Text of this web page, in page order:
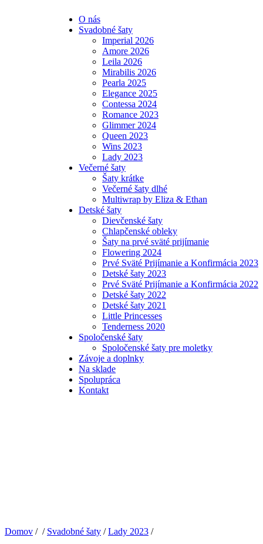
O nás
Svadobné šaty
Imperial 2026
Amore 2026
Leila 2026
Mirabilis 2026
Pearla 2025
Elegance 2025
Contessa 2024
Romance 2023
Glimmer 2024
Queen 2023
Wins 2023
Lady 2023
Večerné šaty
Šaty krátke
Večerné šaty dlhé
Multiwrap by Eliza & Ethan
Detské šaty
Dievčenské šaty
Chlapčenské obleky
Šaty na prvé sväté prijímanie
Flowering 2024
Prvé Sväté Prijímanie a Konfirmácia 2023
Detské šaty 2023
Prvé Sväté Prijímanie a Konfirmácia 2022
Detské šaty 2022
Detské šaty 2021
Little Princesses
Tenderness 2020
Spoločenské šaty
Spoločenské šaty pre moletky
Závoje a doplnky
Na sklade
Spolupráca
Kontakt
Domov / / Svadobné šaty /Lady 2023 /